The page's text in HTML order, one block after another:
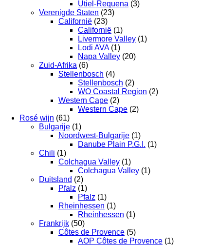
Utiel-Requena (3)
Verenigde Staten (23)
Californië (23)
Californië (1)
Livermore Valley (1)
Lodi AVA (1)
Napa Valley (20)
Zuid-Afrika (6)
Stellenbosch (4)
Stellenbosch (2)
WO Coastal Region (2)
Western Cape (2)
Western Cape (2)
Rosé wijn (61)
Bulgarije (1)
Noordwest-Bulgarije (1)
Danube Plain P.G.I. (1)
Chili (1)
Colchagua Valley (1)
Colchagua Valley (1)
Duitsland (2)
Pfalz (1)
Pfalz (1)
Rheinhessen (1)
Rheinhessen (1)
Frankrijk (50)
Côtes de Provence (5)
AOP Côtes de Provence (1)